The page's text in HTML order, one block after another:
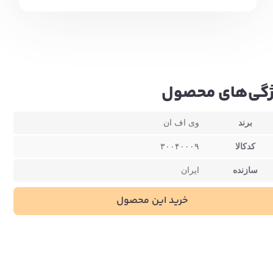
محصول
برند وی اف ان
کدکالا ۳۰۰۴۰۰۰۹
سازنده ایران
خرید این محصول